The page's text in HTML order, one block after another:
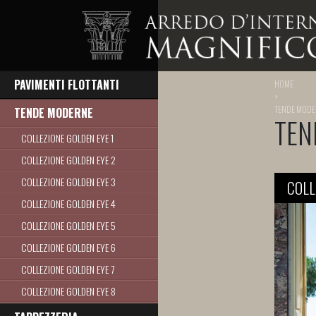
HOME
>
TENDE
PAVIMENTI FLOTTANTI
TENDE MODERNE
COLLEZIONE GOLDEN EYE 1
COLLEZIONE GOLDEN EYE 2
COLLEZIONE GOLDEN EYE 3
COLLEZIONE GOLDEN EYE 4
COLLEZIONE GOLDEN EYE 5
COLLEZIONE GOLDEN EYE 6
COLLEZIONE GOLDEN EYE 7
COLLEZIONE GOLDEN EYE 8
COLLEZIONE GOLDEN EYE 9